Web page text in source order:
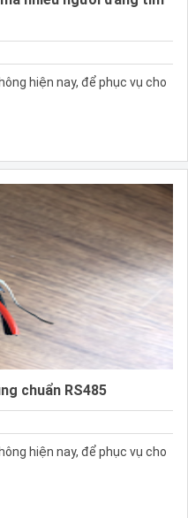
hiện nay, để phục vụ cho
chuẩn RS485
hiện nay, để phục vụ cho